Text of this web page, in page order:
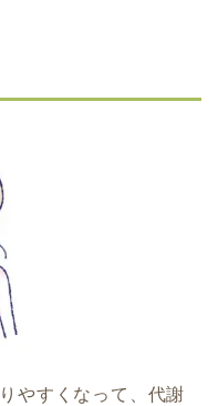
やすくなって、代謝